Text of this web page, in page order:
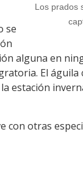
Los prados
se
alguna en
El
estación
otras